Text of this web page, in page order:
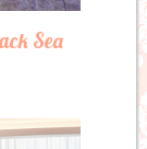
Sea